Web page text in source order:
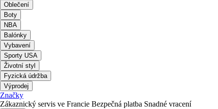
Oblečení
Boty
NBA
Balónky
Vybavení
Sporty USA
Životní styl
Fyzická údržba
Výprodej
Značky
Zákaznický servis ve Francie Bezpečná platba Snadné vracení